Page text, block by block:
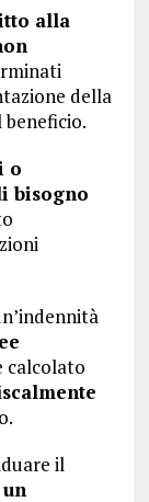
alla
della
o
bisogno
calcolato
il